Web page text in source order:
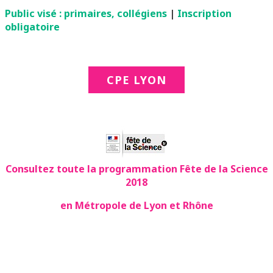
Public visé : primaires, collégiens | Inscription
obligatoire
CPE LYON
Consultez toute la programmation Fête de la Science
2018
en Métropole de Lyon et Rhône